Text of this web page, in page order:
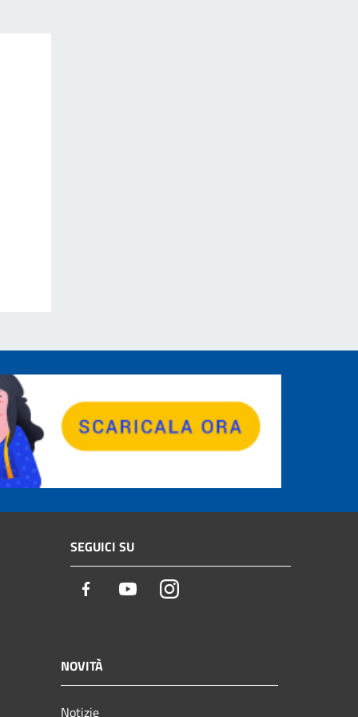
SEGUICI SU
Facebook YoutubeInstagram
NOVITÀ
Notizie